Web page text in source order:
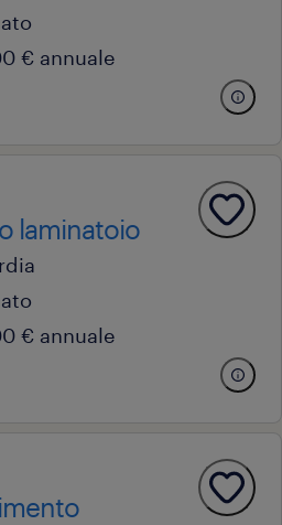
€ annuale
laminatoio
€ annuale